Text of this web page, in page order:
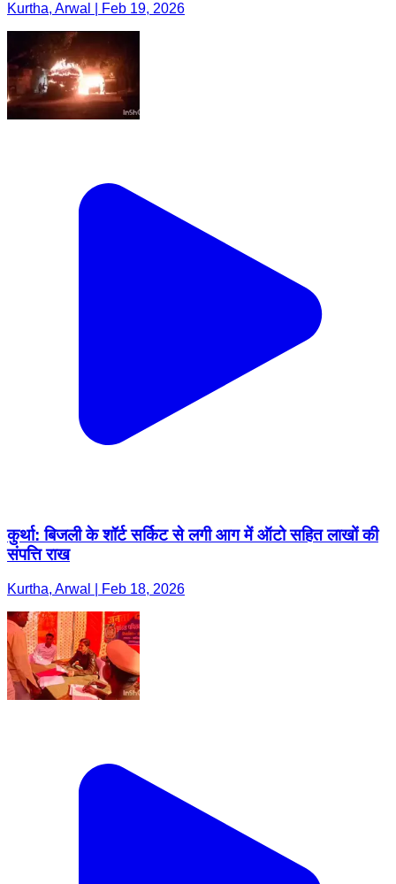
Kurtha, Arwal | Feb 19, 2026
कुर्था: बिजली के शॉर्ट सर्किट से लगी आग में ऑटो सहित लाखों की
संपत्ति राख
Kurtha, Arwal | Feb 18, 2026